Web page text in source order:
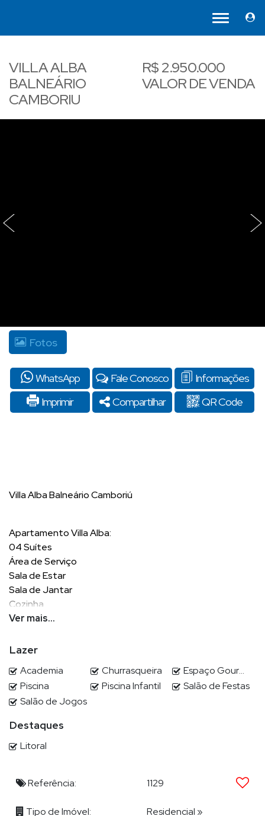
VILLA ALBA
BALNEÁRIO
CAMBORIU
R$2.950.000
VALOR DE VENDA
‹ ›
Fotos
WhatsApp Fale Conosco
Informações
Imprimir
Compartilhar QR Code
Villa Alba Balneário Camboriú
Apartamento Villa Alba:
04 Suítes
Área de Serviço
Sala de Estar
Sala de Jantar
Cozinha
Churrasqueira a carvão
03 Vagas Privativas
142m²
Área de Serviço
Sala de Estar
Lavabo
Churrasqueira
Ver mais...
Lazer
Academia Churrasqueira
Espaço Gourmet
Piscina
Piscina Infantil
Salão de Festas
Salão de Jogos
Destaques
Litoral
Referência: 1129
Tipo de Imóvel: Residencial »